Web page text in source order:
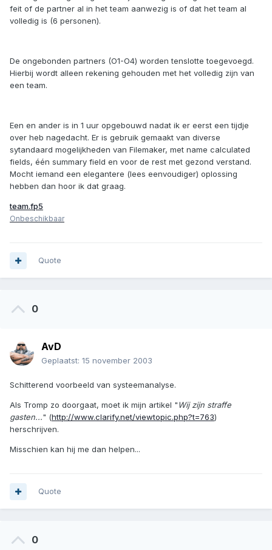
feit of de partner al in het team aanwezig is of dat het team al
volledig is (6 personen).
De ongebonden partners (O1-O4) worden tenslotte toegevoegd.
Hierbij wordt alleen rekening gehouden met het volledig zijn van
een team.
Een en ander is in 1 uur opgebouwd nadat ik er eerst een tijdje
over heb nagedacht. Er is gebruik gemaakt van diverse
sytandaard mogelijkheden van Filemaker, met name calculated
fields, één summary field en voor de rest met gezond verstand.
Mocht iemand een elegantere (lees eenvoudiger) oplossing
hebben dan hoor ik dat graag.
team.fp5
Onbeschikbaar
Quote
0
AvD
Geplaatst: 15 november 2003
Schitterend voorbeeld van systeemanalyse.
Als Tromp zo doorgaat, moet ik mijn artikel "Wij zijn straffe
gasten..." (http://www.clarify.net/viewtopic.php?t=763)
herschrijven.
Misschien kan hij me dan helpen...
Quote
0